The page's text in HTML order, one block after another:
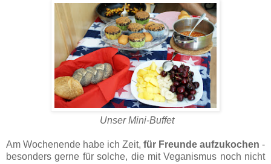
Unser Mini-Buffet
Am Wochenende habe ich Zeit, für Freunde aufzukochen -
besonders gerne für solche, die mit Veganismus noch nicht